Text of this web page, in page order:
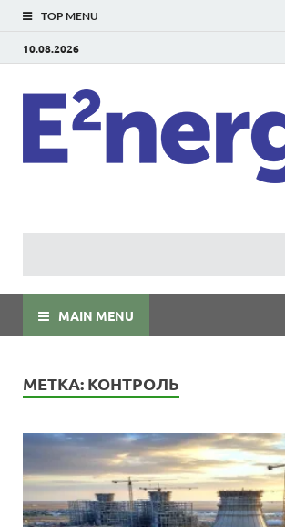
TOP MENU
10.08.2026
MAIN MENU
МЕТКА: КОНТРОЛЬ